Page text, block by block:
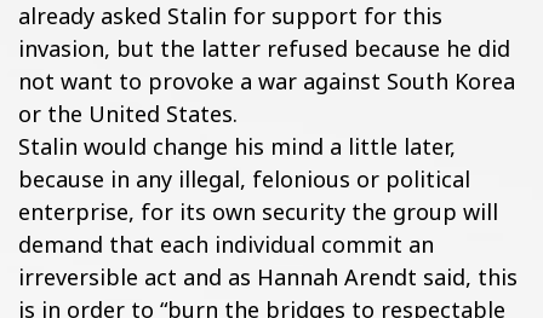
already asked Stalin for support for this
invasion, but the latter refused because he did
not want to provoke a war against South Korea
or the United States.
Stalin would change his mind a little later,
because in any illegal, felonious or political
enterprise, for its own security the group will
demand that each individual commit an
irreversible act and as Hannah Arendt said, this
is in order to “burn the bridges to respectable